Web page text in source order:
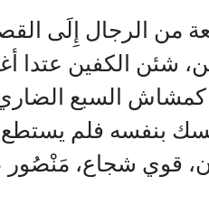
الرجال إِلَى
شئن الكفين عتدا
السبع
بنفسه فلم
قوي شجاع،